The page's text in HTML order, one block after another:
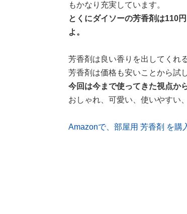
もかなり充実しています。
とくにダイソーの芳香剤は110
よ。
芳香剤は良い香りを出してくれ
芳香剤は価格も安いことから試
今回は今まで使ってきた視点か
おしゃれ、可愛い、使いやすい
Amazonで、部屋用 芳香剤 を購